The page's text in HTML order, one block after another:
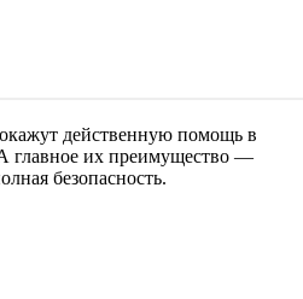
действенную помощь в
главное их преимущество —
безопасность.